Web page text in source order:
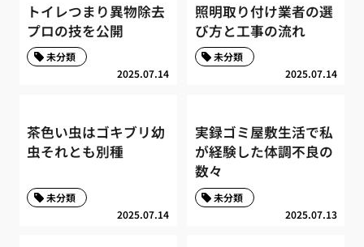
トイレつまり異物除去
プロの技を公開
2025.07.14
未分類
照明取り付け業者の選
び方と工事の流れ
2025.07.14
未分類
茶色い虫はゴキブリ幼
虫それとも別種
2025.07.14
未分類
実録ゴミ屋敷生活で私
が経験した体調不良の
数々
2025.07.13
未分類